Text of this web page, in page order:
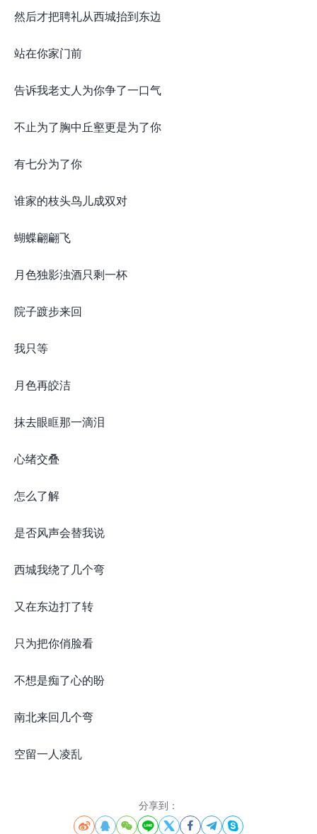
然后才把聘礼从西城抬到东边
站在你家门前
告诉我老丈人为你争了一口气
不止为了胸中丘壑更是为了你
有七分为了你
谁家的枝头鸟儿成双对
蝴蝶翩翩飞
月色独影浊酒只剩一杯
院子踱步来回
我只等
月色再皎洁
抹去眼眶那一滴泪
心绪交叠
怎么了解
是否风声会替我说
西城我绕了几个弯
又在东边打了转
只为把你俏脸看
不想是痴了心的盼
南北来回几个弯
空留一人凌乱
分享到：
       